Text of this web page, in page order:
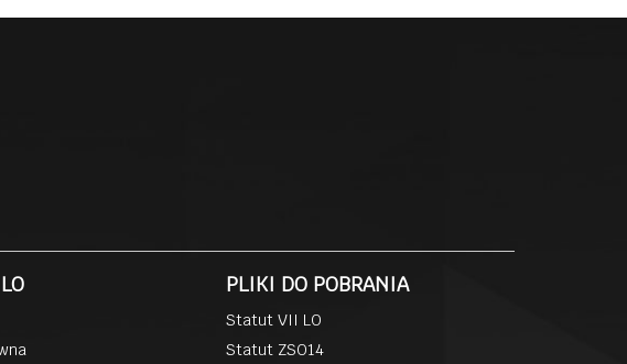
PLIKI DO POBRANIA
Statut VII LO
Statut ZSO14